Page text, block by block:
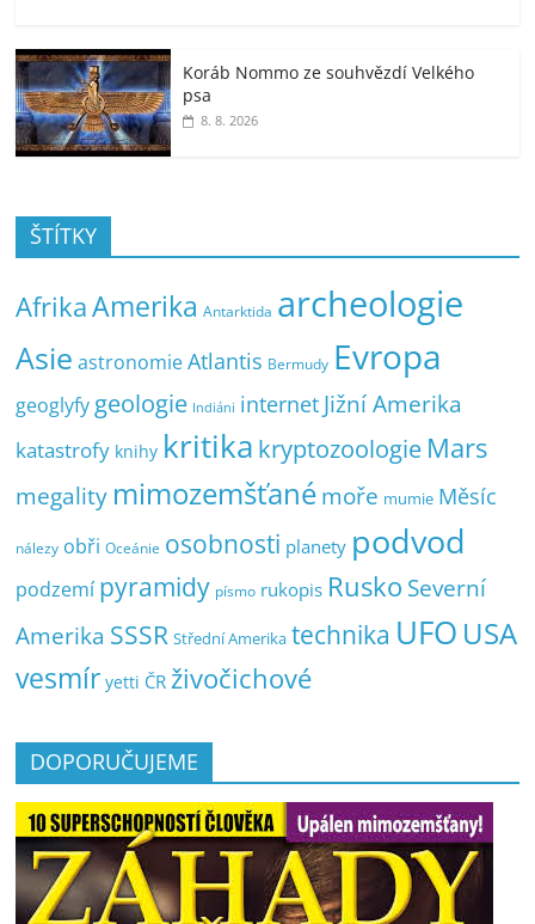
Koráb Nommo ze souhvězdí Velkého
psa
8. 8. 2026
ŠTÍTKY
AfrikaAmerika Antarktida archeologie
Asie astronomie Atlantis Bermudy Evropa
geoglyfy geologie Indiáni internet Jižní Amerika
katastrofy knihy kritika kryptozoologie Mars
megality mimozemšťanémoře mumie Měsíc
nálezy obři Oceánie osobnosti planety podvod
podzemí pyramidy písmo rukopis Rusko Severní
Amerika SSSR Střední Amerika technika UFO USA
vesmír yetti ČR živočichové
DOPORUČUJEME